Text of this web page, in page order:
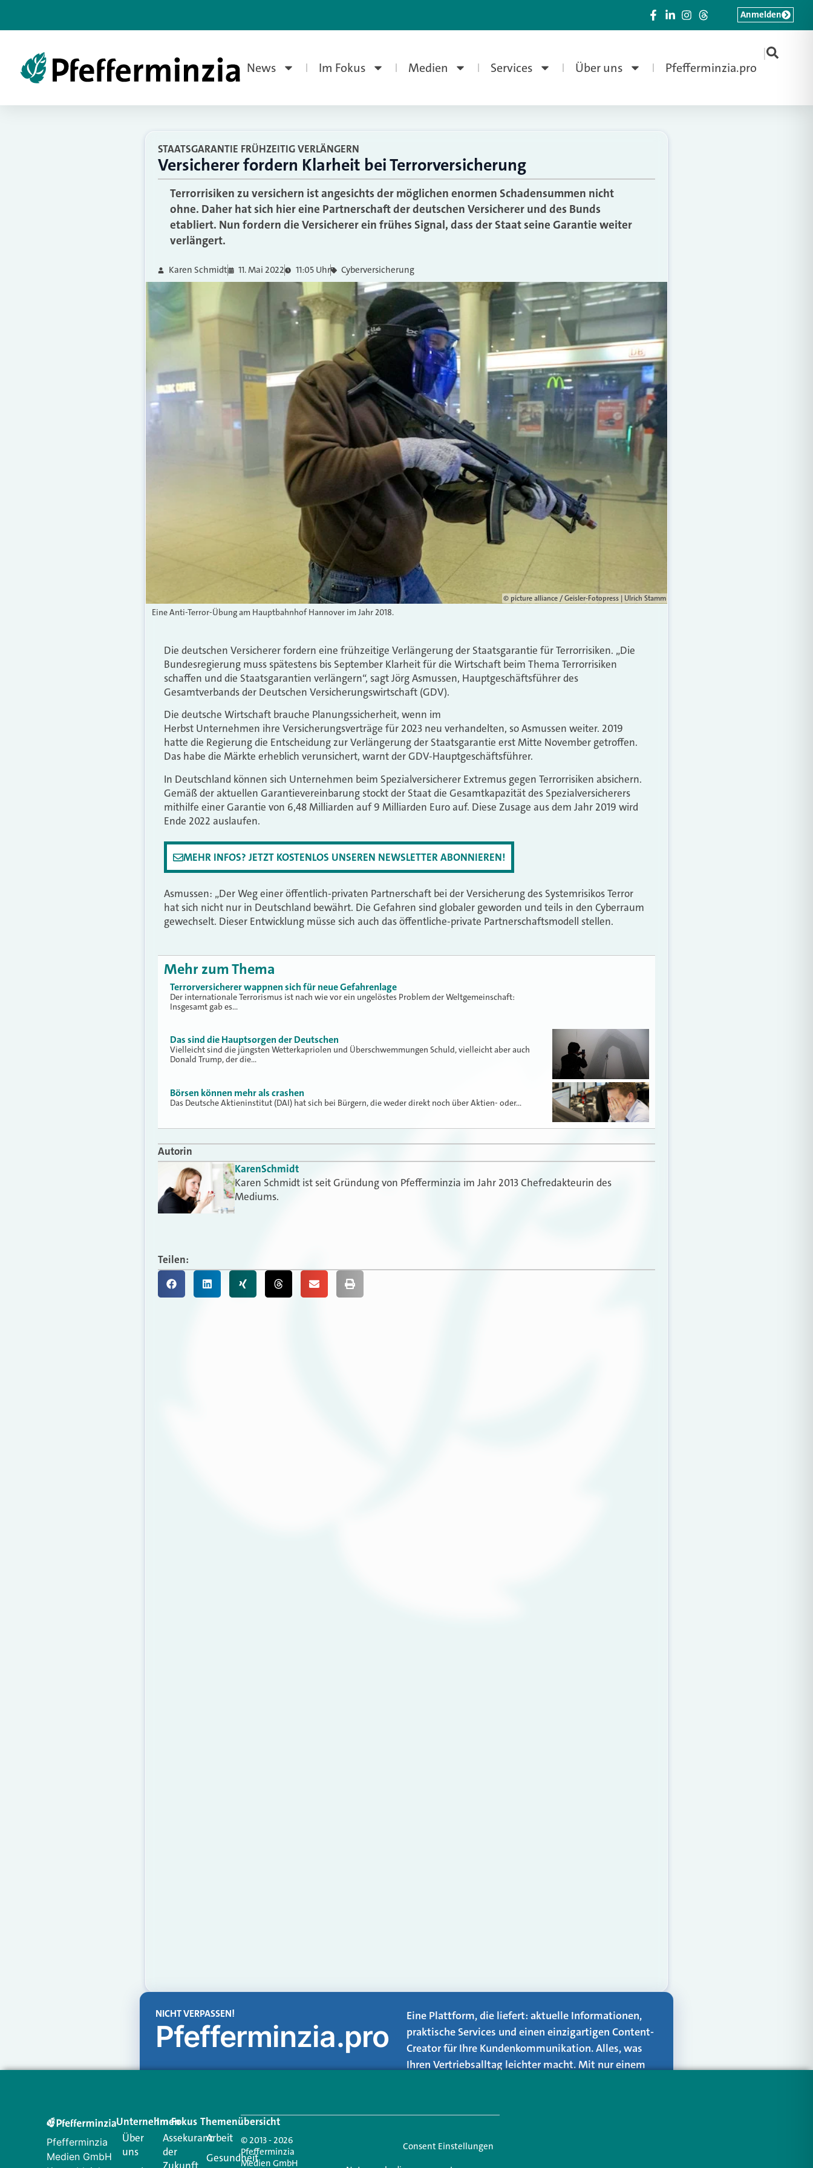
News Im Fokus Medien Services Über uns Pfefferminzia.pro
|
Anmelden
STAATSGARANTIE FRÜHZEITIG VERLÄNGERN
Versicherer fordern Klarheit bei Terrorversicherung
Terrorrisiken zu versichern ist angesichts der möglichen enormen Schadensummen nicht
ohne. Daher hat sich hier eine Partnerschaft der deutschen Versicherer und des Bunds
etabliert. Nun fordern die Versicherer ein frühes Signal, dass der Staat seine Garantie weiter
verlängert.
Karen Schmidt 11. Mai 2022 11:05 Uhr Cyberversicherung
© picture alliance / Geisler-Fotopress | Ulrich Stamm
Eine Anti-Terror-Übung am Hauptbahnhof Hannover im Jahr 2018.
Die deutschen Versicherer fordern eine frühzeitige Verlängerung der Staatsgarantie für Terrorrisiken. „Die
Bundesregierung muss spätestens bis September Klarheit für die Wirtschaft beim Thema Terrorrisiken
schaffen und die Staatsgarantien verlängern“, sagt Jörg Asmussen, Hauptgeschäftsführer des
Gesamtverbands der Deutschen Versicherungswirtschaft (GDV).
Die deutsche Wirtschaft brauche Planungssicherheit, wenn im
Herbst Unternehmen ihre Versicherungsverträge für 2023 neu verhandelten, so Asmussen weiter. 2019
hatte die Regierung die Entscheidung zur Verlängerung der Staatsgarantie erst Mitte November getroffen.
Das habe die Märkte erheblich verunsichert, warnt der GDV-Hauptgeschäftsführer.
In Deutschland können sich Unternehmen beim Spezialversicherer Extremus gegen Terrorrisiken absichern.
Gemäß der aktuellen Garantievereinbarung stockt der Staat die Gesamtkapazität des Spezialversicherers
mithilfe einer Garantie von 6,48 Milliarden auf 9 Milliarden Euro auf. Diese Zusage aus dem Jahr 2019 wird
Ende 2022 auslaufen.
MEHR INFOS? JETZT KOSTENLOS UNSEREN NEWSLETTER ABONNIEREN!
Asmussen: „Der Weg einer öffentlich-privaten Partnerschaft bei der Versicherung des Systemrisikos Terror
hat sich nicht nur in Deutschland bewährt. Die Gefahren sind globaler geworden und teils in den Cyberraum
gewechselt. Dieser Entwicklung müsse sich auch das öffentliche-private Partnerschaftsmodell stellen.
Mehr zum Thema
Terrorversicherer wappnen sich für neue Gefahrenlage
Der internationale Terrorismus ist nach wie vor ein ungelöstes Problem der Weltgemeinschaft:
Insgesamt gab es…
Das sind die Hauptsorgen der Deutschen
Vielleicht sind die jüngsten Wetterkapriolen und Überschwemmungen Schuld, vielleicht aber auch
Donald Trump, der die…
Börsen können mehr als crashen
Das Deutsche Aktieninstitut (DAI) hat sich bei Bürgern, die weder direkt noch über Aktien- oder…
Autorin
KarenSchmidt
Karen Schmidt ist seit Gründung von Pfefferminzia im Jahr 2013 Chefredakteurin des
Mediums.
Teilen:
NICHT VERPASSEN!
Pfefferminzia.pro
Eine Plattform, die liefert: aktuelle Informationen,
praktische Services und einen einzigartigen Content-
Creator für Ihre Kundenkommunikation. Alles, was
Ihren Vertriebsalltag leichter macht. Mit nur einem
Pfefferminzia
Medien GmbH
Unternehmen
Über
uns
Im Fokus
Assekuranz
der
Themenübersicht
Arbeit
Gesundheit
© 2013 - 2026
Pfefferminzia
Medien GmbH
Consent Einstellungen